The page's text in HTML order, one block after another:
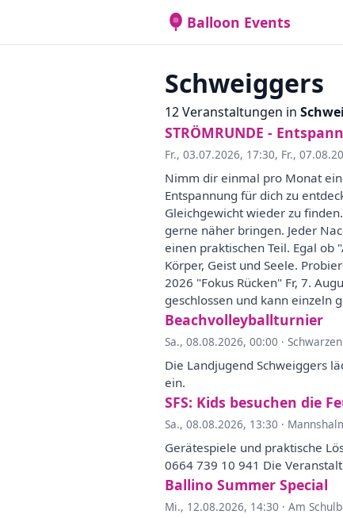
Balloon Events
Schweiggers
12 Veranstaltungen in
STRÖMRUNDE -
Fr., 03.07.2026, 17:30, Fr.,
Nimm dir einmal pro Monat
Entspannung für dich zu
Gleichgewicht wieder zu
gerne näher bringen. Jeder
einen praktischen Teil. Egal
Körper, Geist und Seele.
2026 "Fokus Rücken" Fr, 7.
geschlossen und kann einzeln
Beachvolleyballturnier
Sa., 08.08.2026, 00:00 ·
Die Landjugend Schweiggers
ein.
SFS: Kids besuchen die
Sa., 08.08.2026, 13:30 ·
Gerätespiele und praktische
0664 739 10 941 Die
Ballino Summer Special
Mi., 12.08.2026, 14:30 · Am